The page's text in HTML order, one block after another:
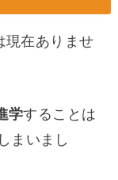
現在ありませ
学することは
まいまし